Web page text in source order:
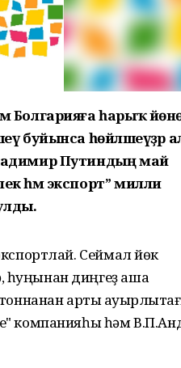
Болгарияға һарыҡ
буйынса һөйләшеүҙәр
Путиндың май
һәм экспорт” милли
Сеймал йөк
һуңынан диңгеҙ аша
артыҡ
компанияһы һәм